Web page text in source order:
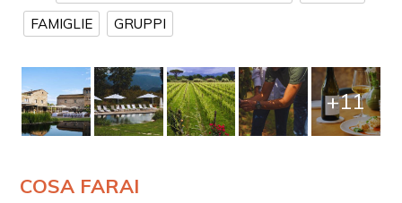
FAMIGLIE
GRUPPI
+11
COSA FARAI